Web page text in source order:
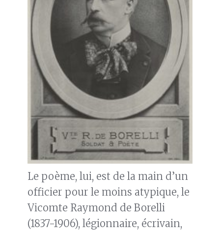
Le poème, lui, est de la main d’un
officier pour le moins atypique, le
Vicomte Raymond de Borelli
(1837-1906), légionnaire, écrivain,